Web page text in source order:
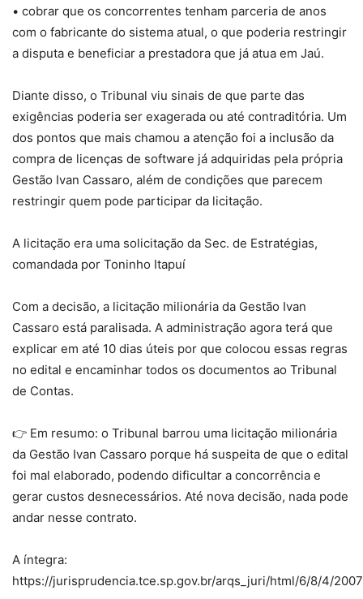
• cobrar que os concorrentes tenham parceria de anos
com o fabricante do sistema atual, o que poderia restringir
a disputa e beneficiar a prestadora que já atua em Jaú.
Diante disso, o Tribunal viu sinais de que parte das
exigências poderia ser exagerada ou até contraditória. Um
dos pontos que mais chamou a atenção foi a inclusão da
compra de licenças de software já adquiridas pela própria
Gestão Ivan Cassaro, além de condições que parecem
restringir quem pode participar da licitação.
A licitação era uma solicitação da Sec. de Estratégias,
comandada por Toninho Itapuí
Com a decisão, a licitação milionária da Gestão Ivan
Cassaro está paralisada. A administração agora terá que
explicar em até 10 dias úteis por que colocou essas regras
no edital e encaminhar todos os documentos ao Tribunal
de Contas.
👉 Em resumo: o Tribunal barrou uma licitação milionária
da Gestão Ivan Cassaro porque há suspeita de que o edital
foi mal elaborado, podendo dificultar a concorrência e
gerar custos desnecessários. Até nova decisão, nada pode
andar nesse contrato.
A íntegra:
https://jurisprudencia.tce.sp.gov.br/arqs_juri/html/6/8/4/